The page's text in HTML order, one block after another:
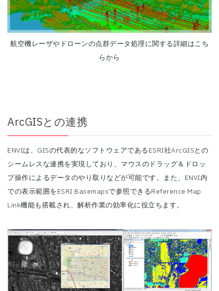
航空機レーザやドローンの点群データ処理に関する詳細はこち
らから
ArcGISとの連携
ENVIは、GISの代表的なソフトウェアであるESRI社ArcGISとの
シームレスな連携を実現しており、マウスのドラッグ＆ドロッ
プ操作によるデータのやり取りなどが可能です。また、ENVI内
での表示範囲をESRI Basemapsで参照できるReference Map
Link機能も搭載され、解析作業の効率化に役立ちます。